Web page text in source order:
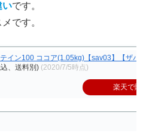
いです。
です。
イン100 ココア(1.05kg)【sav03】【ザバ
、送料別) (2020/7/5時点)
楽天で購